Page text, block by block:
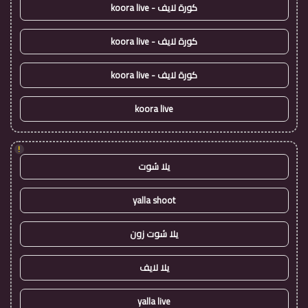
كورة لايف - koora live
كورة لايف - koora live
كورة لايف - koora live
koora live
!
يلا شوت
yalla shoot
يلا شوت زون
يلا لايف
yalla live